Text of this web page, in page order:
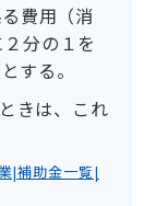
費用（消
分の１を
する。
きは、これ
|補助金一覧|